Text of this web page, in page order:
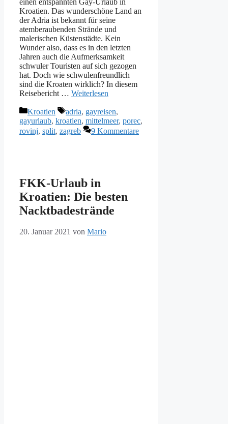
Kroatien. Das wunderschöne Land an
der Adria ist bekannt für seine
atemberaubenden Strände und
malerischen Küstenstädte. Kein
Wunder also, dass es in den letzten
Jahren auch die Aufmerksamkeit
schwuler Touristen auf sich gezogen
hat. Doch wie schwulenfreundlich
sind die Kroaten wirklich? In diesem
Reisebericht … Weiterlesen
Kategorien
Kroatien Schlagwörter
adria, gayreisen,
gayurlaub, kroatien, mittelmeer, porec,
rovinj, split, zagreb 9 Kommentare
FKK-Urlaub in
Kroatien: Die besten
Nacktbadestrände
20. Januar 2021 von Mario